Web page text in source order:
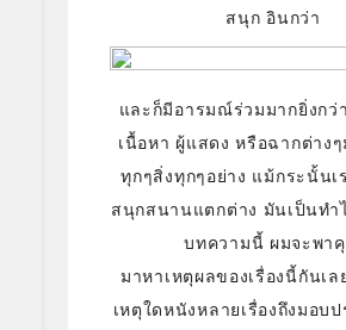
สนุก อินกว่า
และก็มีอารมณ์ร่วมมากยิ่งก
เนื้อหา ผู้แสดง หรือฉากต่าง
ทุกๆสิ่งทุกๆอย่าง แม้กระนั้นเ
สนุกสนานแตกต่าง มันเป็นทำ
บทความนี้ ผมจะพา
มาหาเหตุผลของเรื่องนี้กันเล
เหตุใดหนังหลายเรื่องถึงมอบ